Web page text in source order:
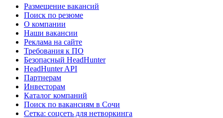
Размещение вакансий
Поиск по резюме
О компании
Наши вакансии
Реклама на сайте
Требования к ПО
Безопасный HeadHunter
HeadHunter API
Партнерам
Инвесторам
Каталог компаний
Поиск по вакансиям в Сочи
Сетка: соцсеть для нетворкинга